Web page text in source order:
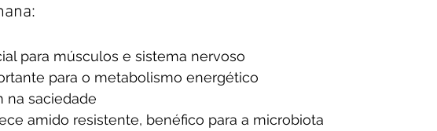
para músculos e sistema nervoso
para o metabolismo energético
na saciedade
amido resistente, benéfico para a microbiota